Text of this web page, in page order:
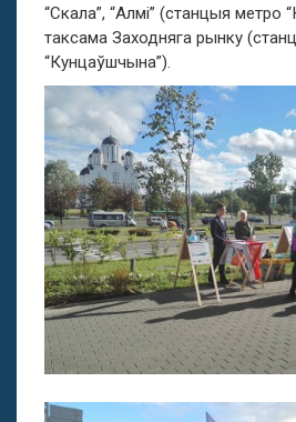
“Скала”, “Алмі” (станцыя метро
таксама Заходняга рынку
“Кунцаўшчына”).